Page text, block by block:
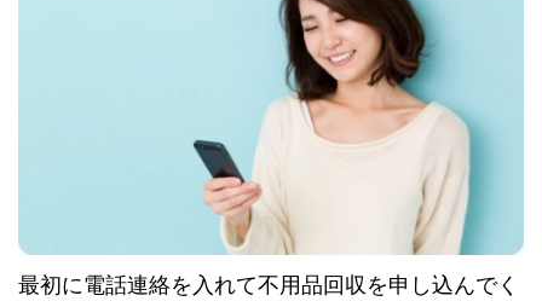
最初に電話連絡を入れて不用品回収を申し込んでく